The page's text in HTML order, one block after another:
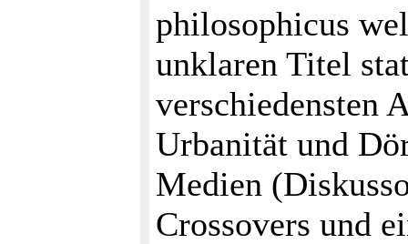
philosophicus
unklaren Titel
verschiedensten
Urbanität und
Medien
Crossovers und